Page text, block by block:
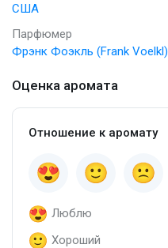
США
Парфюмер
Фрэнк Фоэкль (Frank Voelkl)
Оценка аромата
Отношение к аромату
Люблю
Хороший